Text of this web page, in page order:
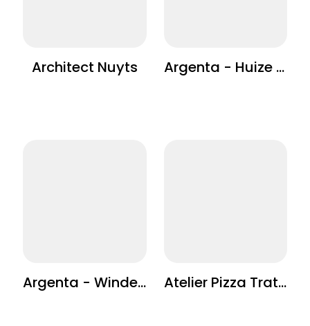
Architect Nuyts Argenta - Huize Terloo
Argenta - Windekind Atelier Pizza Trattoria